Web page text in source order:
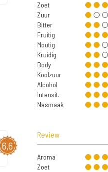
Zoet
Zuur
Bitter
Fruitig
Moutig
Kruidig
Body
Koolzuur
Alcohol
Intensit.
Nasmaak
6,6
Review
Aroma
Zoet